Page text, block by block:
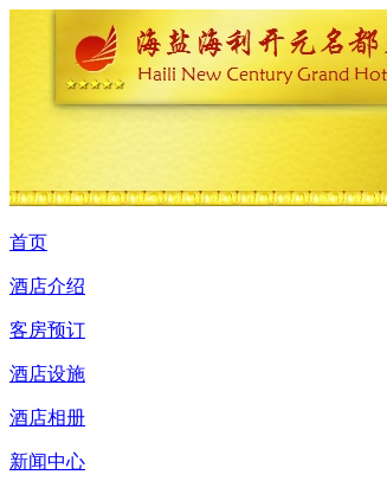
首页
酒店介绍
客房预订
酒店设施
酒店相册
新闻中心